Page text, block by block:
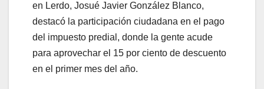
en Lerdo, Josué Javier González Blanco,
destacó la participación ciudadana en el pago
del impuesto predial, donde la gente acude
para aprovechar el 15 por ciento de descuento
en el primer mes del año.